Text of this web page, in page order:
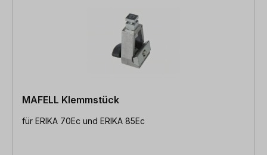
MAFELL Klemmstück
für ERIKA 70Ec und ERIKA 85Ec